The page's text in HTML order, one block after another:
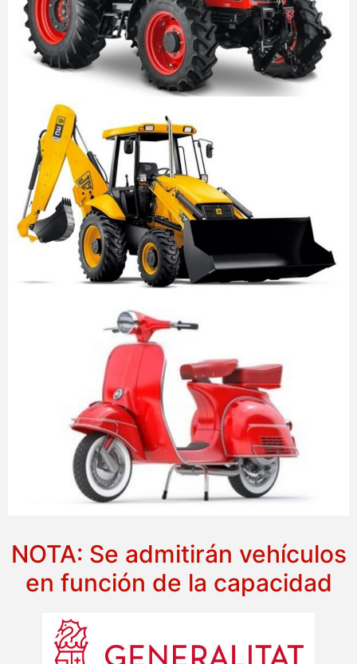
NOTA: Se admitirán vehículos
en función de la capacidad